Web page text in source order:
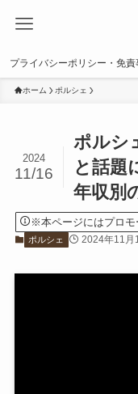
プライバシーポリシー・免責
ホーム ポルシェ
ポルシ
と話題
年収別
2024
11/16
※本ページにはプロモ
ポルシェ 2024年11月